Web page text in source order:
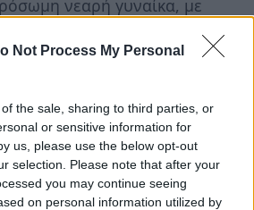
Not Process My Personal
the sale, sharing to third parties, or
or sensitive information for
us, please use the below opt-out
selection. Please note that after your
you may continue seeing
on personal information utilized by
νεαρή γυναίκα, με
Silver Alert προκειμένου να
γνωρίζει οτιδήποτε για
να ειδοποιήσει τις Αρχές.